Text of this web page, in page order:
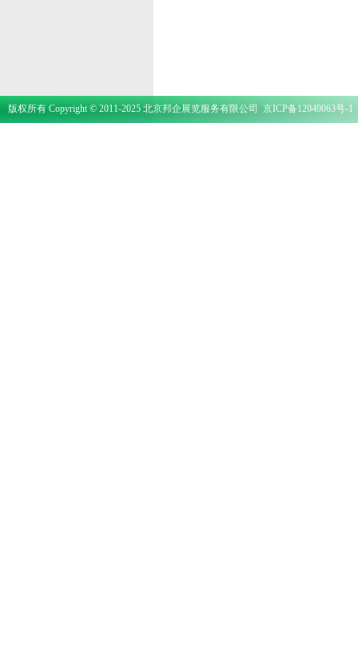
版权所有 Copyright © 2011-2025 北京邦企展览服务有限公司 京ICP备12049063号-1